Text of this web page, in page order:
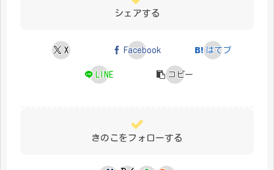
シェアする
X Facebook はてブ
LINE コピー
きのこをフォローする